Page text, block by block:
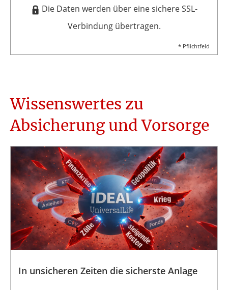
Die Daten werden über eine sichere SSL-
Verbindung übertragen.
* Pflichtfeld
Wissenswertes zu
Absicherung und Vorsorge
In unsicheren Zeiten die sicherste Anlage